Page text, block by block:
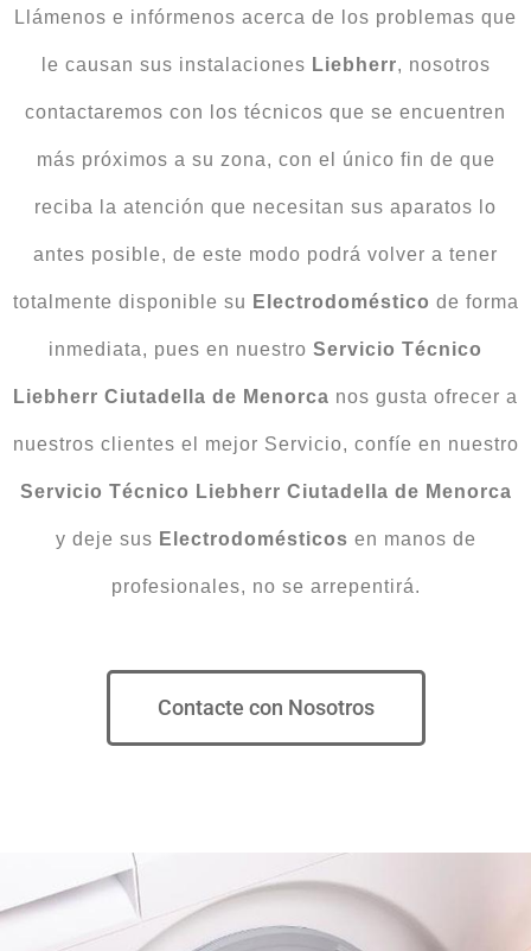
Llámenos e infórmenos acerca de los problemas que
le causan sus instalaciones Liebherr, nosotros
contactaremos con los técnicos que se encuentren
más próximos a su zona, con el único fin de que
reciba la atención que necesitan sus aparatos lo
antes posible, de este modo podrá volver a tener
totalmente disponible su Electrodoméstico de forma
inmediata, pues en nuestro Servicio Técnico
Liebherr Ciutadella de Menorca nos gusta ofrecer a
nuestros clientes el mejor Servicio, confíe en nuestro
Servicio Técnico Liebherr Ciutadella de Menorca
y deje sus Electrodomésticos en manos de
profesionales, no se arrepentirá.
Contacte con Nosotros